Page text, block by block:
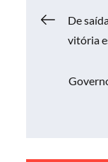
De
vitória